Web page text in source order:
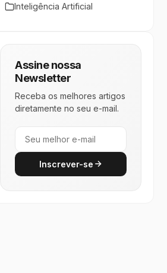
Inteligência Artificial
Assine nossa
Newsletter
Receba os melhores artigos
diretamente no seu e-mail.
Inscrever-se